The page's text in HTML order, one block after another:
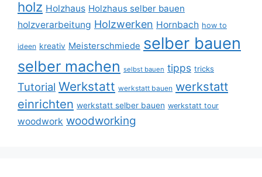
holz Holzhaus Holzhaus selber bauen
holzverarbeitung Holzwerken Hornbach how to
ideen kreativ Meisterschmiede selber bauen
selber machen selbst bauen tipps tricks
Tutorial Werkstatt werkstatt bauen werkstatt
einrichten werkstatt selber bauen werkstatt tour
woodwork woodworking